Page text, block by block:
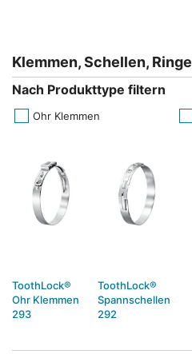
Klemmen, Schellen, Ringe
Nach Produkttype filtern
Ohr Klemmen
ToothLock®
Ohr Klemmen
293
ToothLock®
Spannschellen
292